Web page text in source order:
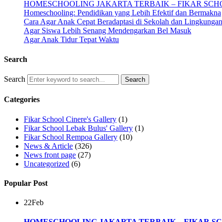
HOMESCHOOLING JAKARTA TERBAIK – FIKAR
Homeschooling: Pendidikan yang Lebih Efektif dan Bermakna
Cara Agar Anak Cepat Beradaptasi di Sekolah dan
Agar Siswa Lebih Senang Mendengarkan Bel Masuk
Agar Anak Tidur Tepat Waktu
Search
Search
Categories
Fikar School Cinere's Gallery (1)
Fikar School Lebak Bulus' Gallery (1)
Fikar School Rempoa Gallery (10)
News & Article (326)
News front page (27)
Uncategorized (6)
Popular Post
22Feb